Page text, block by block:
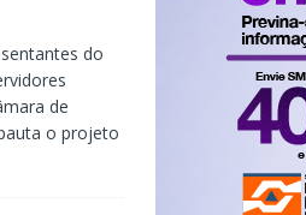
do
de
o projeto